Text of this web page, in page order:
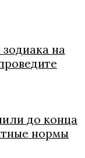
зодиака на
до конца
нормы